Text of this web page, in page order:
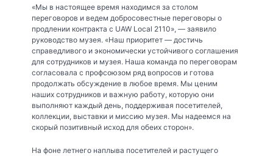
«Мы в настоящее время находимся за столом
переговоров и ведем добросовестные переговоры о
продлении контракта с UAW Local 2110», — заявило
руководство музея. «Наш приоритет — достичь
справедливого и экономически устойчивого соглашения
для сотрудников и музея. Наша команда по переговорам
согласовала с профсоюзом ряд вопросов и готова
продолжать обсуждение в любое время. Мы ценим
наших сотрудников и важную работу, которую они
выполняют каждый день, поддерживая посетителей,
коллекции, выставки и миссию музея. Мы надеемся на
скорый позитивный исход для обеих сторон».
На фоне летнего наплыва посетителей и растущего